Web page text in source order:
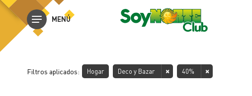
MENÚ
Filtros aplicados: Hogar Deco y Bazar 40%